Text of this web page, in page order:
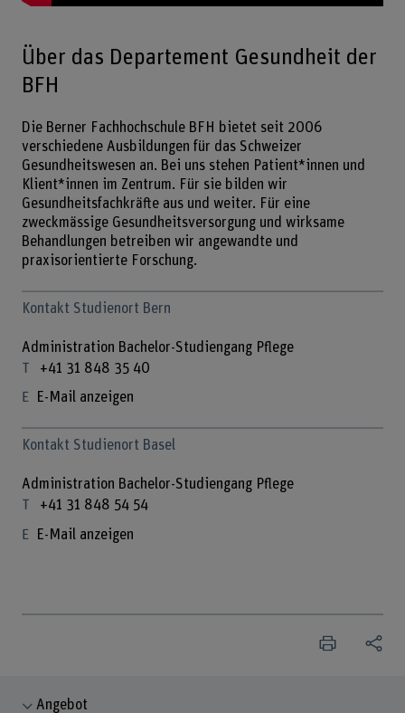
Über das Departement Gesundheit der
BFH
Die Berner Fachhochschule BFH bietet seit 2006
verschiedene Ausbildungen für das Schweizer
Gesundheitswesen an. Bei uns stehen Patient*innen und
Klient*innen im Zentrum. Für sie bilden wir
Gesundheitsfachkräfte aus und weiter. Für eine
zweckmässige Gesundheitsversorgung und wirksame
Behandlungen betreiben wir angewandte und
praxisorientierte Forschung.
Kontakt Studienort Bern
Administration Bachelor-Studiengang Pflege
+41 31 848 35 40
E-Mail anzeigen
Kontakt Studienort Basel
Administration Bachelor-Studiengang Pflege
+41 31 848 54 54
E-Mail anzeigen
Angebot